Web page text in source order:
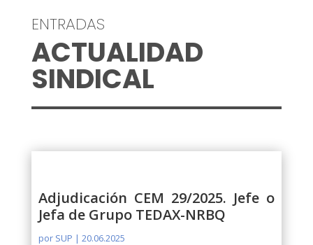
ENTRADAS
ACTUALIDAD
SINDICAL
Adjudicación CEM 29/2025. Jefe o
Jefa de Grupo TEDAX-NRBQ
por SUP | 20.06.2025